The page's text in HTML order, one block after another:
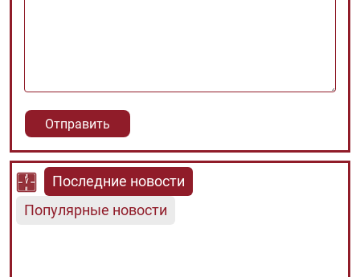
Последние новости
Популярные новости